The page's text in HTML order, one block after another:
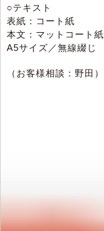
○テキスト
表紙：コート紙
本文：マットコート紙
A5サイズ／無線綴じ
（お客様相談：野田）